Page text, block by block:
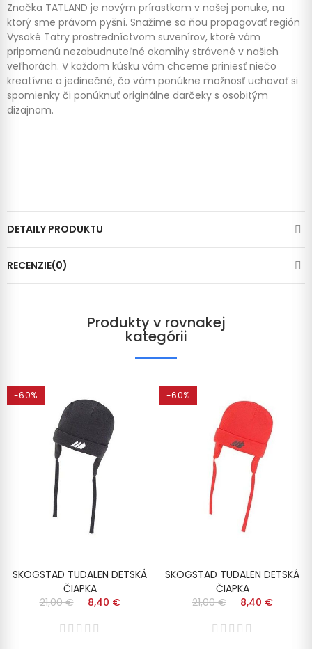
Značka TATLAND je novým prírastkom v našej ponuke, na
ktorý sme právom pyšní. Snažíme sa ňou propagovať región
Vysoké Tatry prostredníctvom suvenírov, ktoré vám
pripomenú nezabudnuteľné okamihy strávené v našich
veľhorách. V každom kúsku vám chceme priniesť niečo
kreatívne a jedinečné, čo vám ponúkne možnosť uchovať si
spomienky či ponúknuť originálne darčeky s osobitým
dizajnom.
DETAILY PRODUKTU
RECENZIE(0)
Produkty v rovnakej
kategórii
-60%
SKOGSTAD TUDALEN DETSKÁ
ČIAPKA
21,00 €
8,40 €
-60%
SKOGSTAD TUDALEN DETSKÁ
ČIAPKA
21,00 €
8,40 €